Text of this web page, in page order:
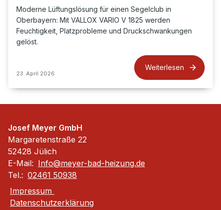
Moderne Lüftungslösung für einen Segelclub in
Oberbayern: Mit VALLOX VARIO V 1825 werden
Feuchtigkeit, Platzprobleme und Druckschwankungen
gelöst.
23. April 2026
Weiterlesen
Josef Meyer GmbH
Margaretenstraße 22
52428 Jülich
E-Mail: Info@meyer-bad-heizung.de
Tel.: 02461 50938
Impressum
Datenschutzerklärung